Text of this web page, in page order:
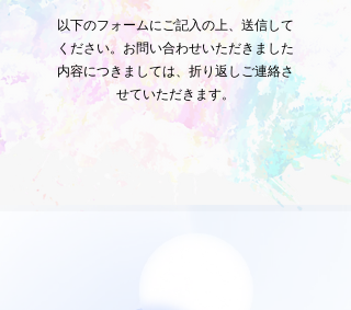
以下のフォームにご記入の上、送信して
ください。お問い合わせいただきました
内容につきましては、折り返しご連絡さ
せていただきます。